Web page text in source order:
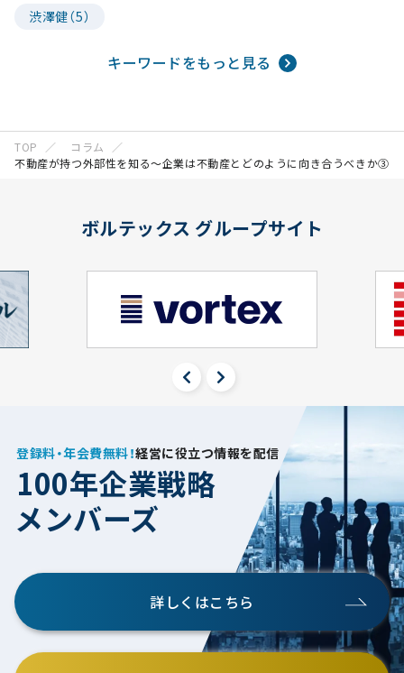
渋澤健（5）
キーワードをもっと見る
TOP
コラム
不動産が持つ外部性を知る～企業は不動産とどのように向き合うべきか③
ボルテックス グループサイト
登録料・年会費無料！経営に役立つ情報を配信
100年企業戦略
メンバーズ
詳しくはこちら